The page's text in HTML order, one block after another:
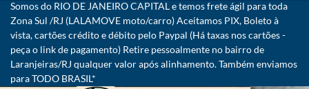
Somos do RIO DE JANEIRO CAPITAL e temos frete ágil para toda
Zona Sul /RJ (LALAMOVE moto/carro) Aceitamos PIX, Boleto à
vista, cartões crédito e débito pelo Paypal (Há taxas nos cartões -
peça o link de pagamento) Retire pessoalmente no bairro de
Laranjeiras/RJ qualquer valor após alinhamento. Também enviamos
para TODO BRASIL*